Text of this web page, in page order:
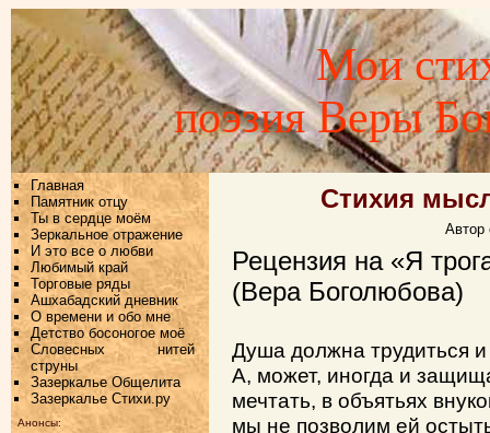
Мои
поэзия Веры
Главная
Памятник отцу
Ты в сердце моём
Зеркальное отражение
И это все о любви
Любимый край
Торговые ряды
Ашхабадский дневник
О времени и обо мне
Детство босоногое моё
Словесных нитей
струны
Зазеркалье Общелита
Зазеркалье Стихи.ру
Анонсы:
Стихия
Автор
Рецензия на «Я
(Вера Боголюбова)
Душа должна трудиться
А, может, иногда и
мечтать, в объятьях
мы не позволим ей